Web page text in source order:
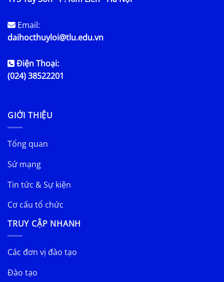
Tin tức chung
Địa chỉ:
175 Tây Sơn - P. Kim Liên - Hà Nội
Email:
daihocthuyloi@tlu.edu.vn
Điện Thoại:
(024) 38522201
Tổng quan